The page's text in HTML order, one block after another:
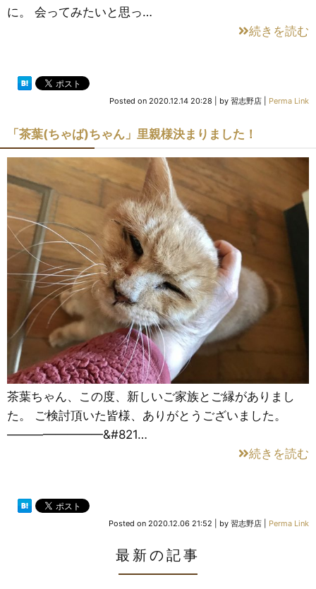
に。 会ってみたいと思っ…
続きを読む
Posted on 2020.12.14 20:28 by 習志野店 Perma Link
「茶葉(ちゃば)ちゃん」里親様決まりました！
茶葉ちゃん、この度、新しいご家族とご縁がありまし
た。 ご検討頂いた皆様、ありがとうございました。
————————&#821…
続きを読む
Posted on 2020.12.06 21:52 by 習志野店 Perma Link
最新の記事